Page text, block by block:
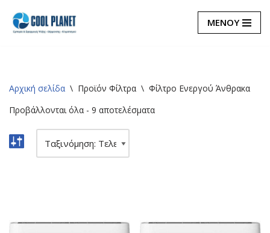
Μεταπηδήστε
ΜΕΝΟΥ
Αρχική σελίδα \ Προϊόν Φίλτρα \ Φίλτρο Ενεργού Άνθρακα
Προβάλλονται όλα - 9 αποτελέσματα